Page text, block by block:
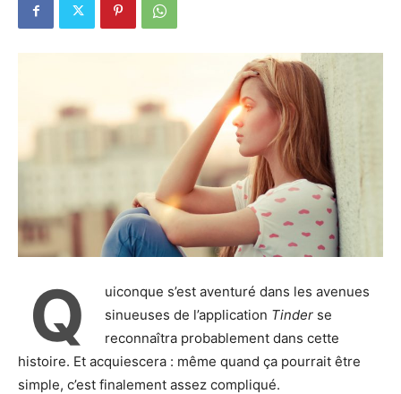
Q
uiconque s’est aventuré dans les avenues
sinueuses de l’application Tinder se
reconnaîtra probablement dans cette
histoire. Et acquiescera : même quand ça pourrait être
simple, c’est finalement assez compliqué.